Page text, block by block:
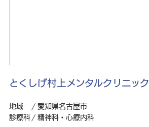
とくしげ村上メンタルクリニック
地域
愛知県名古屋市
診療科
精神科・心療内科